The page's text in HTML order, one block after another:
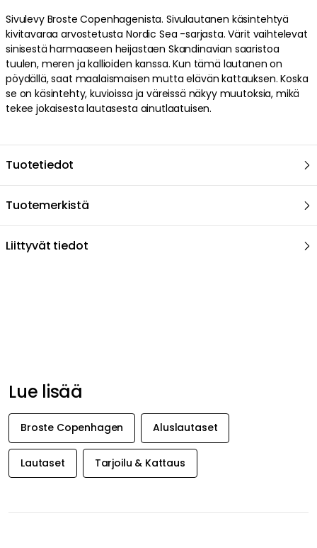
Sivulevy Broste Copenhagenista. Sivulautanen käsintehtyä
kivitavaraa arvostetusta Nordic Sea -sarjasta. Värit vaihtelevat
sinisestä harmaaseen heijastaen Skandinavian saaristoa
tuulen, meren ja kallioiden kanssa. Kun tämä lautanen on
pöydällä, saat maalaismaisen mutta elävän kattauksen. Koska
se on käsintehty, kuvioissa ja väreissä näkyy muutoksia, mikä
tekee jokaisesta lautasesta ainutlaatuisen.
Tuotetiedot
Tuotemerkistä
Liittyvät tiedot
Lue lisää
Broste Copenhagen Aluslautaset
Lautaset Tarjoilu & Kattaus